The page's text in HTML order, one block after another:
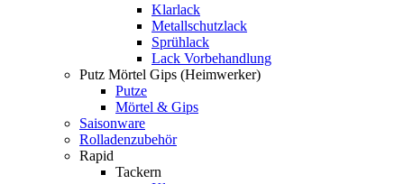
Klarlack
Metallschutzlack
Sprühlack
Lack Vorbehandlung
Putz Mörtel Gips (Heimwerker)
Putze
Mörtel & Gips
Saisonware
Rolladenzubehör
Rapid
Tackern